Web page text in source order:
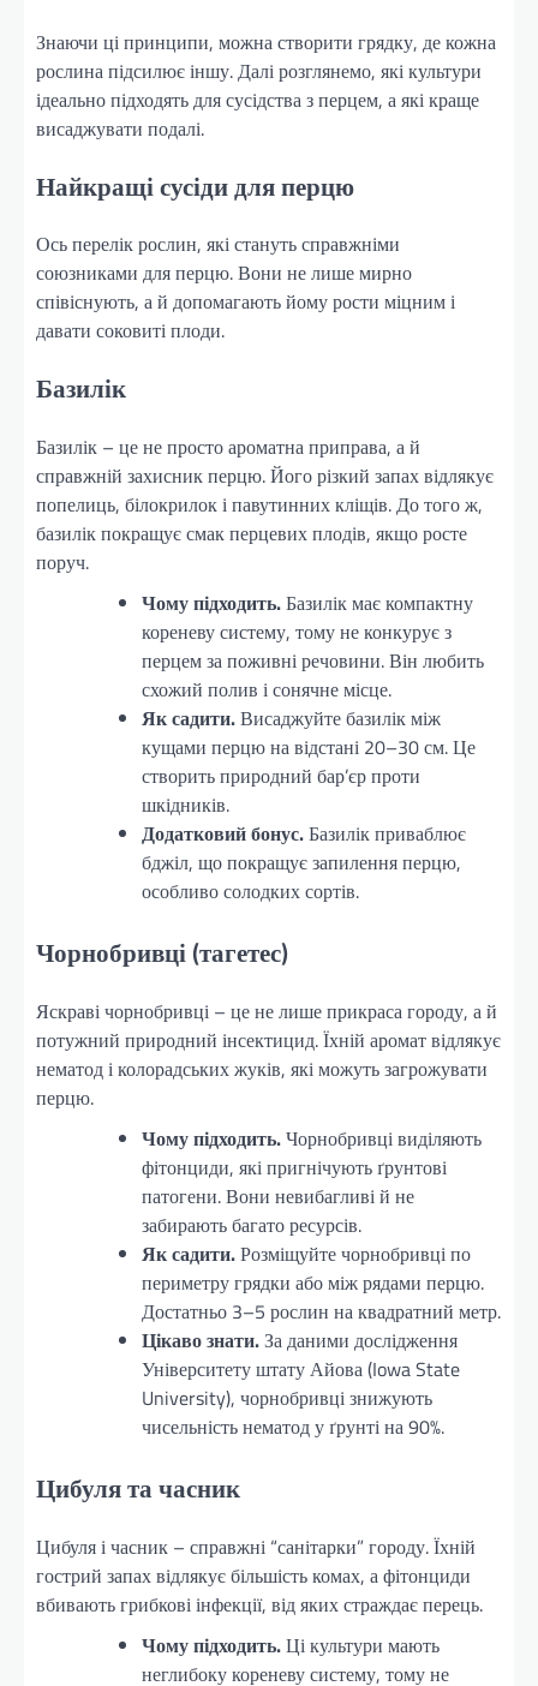
Знаючи ці принципи, можна створити грядку, де кожна
рослина підсилює іншу. Далі розглянемо, які культури
ідеально підходять для сусідства з перцем, а які краще
висаджувати подалі.
Найкращі сусіди для перцю
Ось перелік рослин, які стануть справжніми
союзниками для перцю. Вони не лише мирно
співіснують, а й допомагають йому рости міцним і
давати соковиті плоди.
Базилік
Базилік – це не просто ароматна приправа, а й
справжній захисник перцю. Його різкий запах відлякує
попелиць, білокрилок і павутинних кліщів. До того ж,
базилік покращує смак перцевих плодів, якщо росте
поруч.
Чому підходить.Базилік має компактну
кореневу систему, тому не конкурує з
перцем за поживні речовини. Він любить
схожий полив і сонячне місце.
Як садити.Висаджуйте базилік між
кущами перцю на відстані 20–30 см. Це
створить природний бар’єр проти
шкідників.
Додатковий бонус.Базилік приваблює
бджіл, що покращує запилення перцю,
особливо солодких сортів.
Чорнобривці (тагетес)
Яскраві чорнобривці – це не лише прикраса городу, а й
потужний природний інсектицид. Їхній аромат відлякує
нематод і колорадських жуків, які можуть загрожувати
перцю.
Чому підходить.Чорнобривці виділяють
фітонциди, які пригнічують ґрунтові
патогени. Вони невибагливі й не
забирають багато ресурсів.
Як садити.Розміщуйте чорнобривці по
периметру грядки або між рядами перцю.
Достатньо 3–5 рослин на квадратний метр.
Цікаво знати.За даними дослідження
Університету штату Айова (Iowa State
University), чорнобривці знижують
чисельність нематод у ґрунті на 90%.
Цибуля та часник
Цибуля і часник – справжні “санітарки” городу. Їхній
гострий запах відлякує більшість комах, а фітонциди
вбивають грибкові інфекції, від яких страждає перець.
Чому підходить.Ці культури мають
неглибоку кореневу систему, тому не